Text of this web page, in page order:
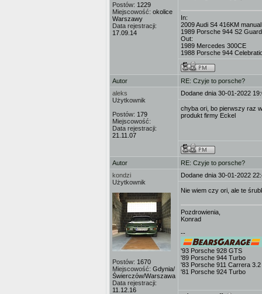
Postów: 1229
Miejscowość: okolice
Warszawy
Data rejestracji:
17.09.14
In:
2009 Audi S4 416KM
1989 Porsche 944 S2
Out:
1989 Mercedes 300CE
1988 Porsche 944
Autor
RE: Czyje to porsche?
aleks
Użytkownik
Postów: 179
Miejscowość:
Data rejestracji:
21.11.07
Dodane dnia 30-01-2022
chyba ori, bo pierwszy raz
produkt firmy Eckel
Autor
RE: Czyje to porsche?
kondzi
Użytkownik
Postów: 1670
Miejscowość: Gdynia/
Świerczów/Warszawa
Data rejestracji:
11.12.16
Dodane dnia 30-01-2022
Nie wiem czy ori, ale te
Pozdrowienia,
Konrad
--
'93 Porsche 928 GTS
'89 Porsche 944 Turbo
'83 Porsche 911 Carrera 3.2
'81 Porsche 924 Turbo